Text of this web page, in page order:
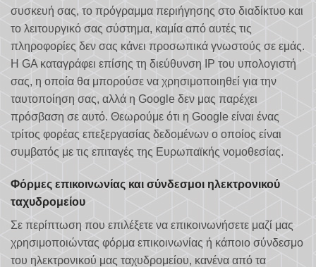
συσκευή σας, το πρόγραμμα περιήγησης στο διαδίκτυο και
το λειτουργικό σας σύστημα, καμία από αυτές τις
πληροφορίες δεν σας κάνει προσωπικά γνωστούς σε εμάς.
Η GA καταγράφει επίσης τη διεύθυνση IP του υπολογιστή
σας, η οποία θα μπορούσε να χρησιμοποιηθεί για την
ταυτοποίηση σας, αλλά η Google δεν μας παρέχει
πρόσβαση σε αυτό. Θεωρούμε ότι η Google είναι ένας
τρίτος φορέας επεξεργασίας δεδομένων ο οποίος είναι
συμβατός με τις επιταγές της Ευρωπαϊκής νομοθεσίας.
Φόρμες επικοινωνίας και σύνδεσμοι ηλεκτρονικού
ταχυδρομείου
Σε περίπτωση που επιλέξετε να επικοινωνήσετε μαζί μας
χρησιμοποιώντας φόρμα επικοινωνίας ή κάποιο σύνδεσμο
του ηλεκτρονικού μας ταχυδρομείου, κανένα από τα